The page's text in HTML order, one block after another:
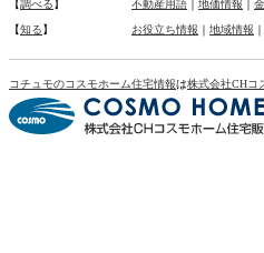
【調べる 】 不動産用語 地価情報
【知る】 お役立ち情報 ｜ 地域情報 ｜
コチュモのコスモホーム住宅情報は株式会社CHコ